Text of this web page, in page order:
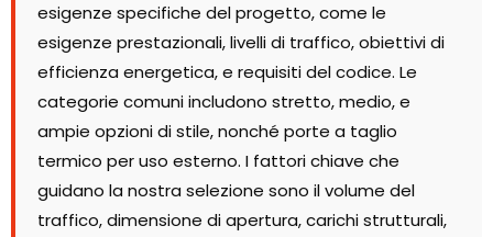
esigenze specifiche del progetto, come le
esigenze prestazionali, livelli di traffico, obiettivi di
efficienza energetica, e requisiti del codice. Le
categorie comuni includono stretto, medio, e
ampie opzioni di stile, nonché porte a taglio
termico per uso esterno. I fattori chiave che
guidano la nostra selezione sono il volume del
traffico, dimensione di apertura, carichi strutturali,